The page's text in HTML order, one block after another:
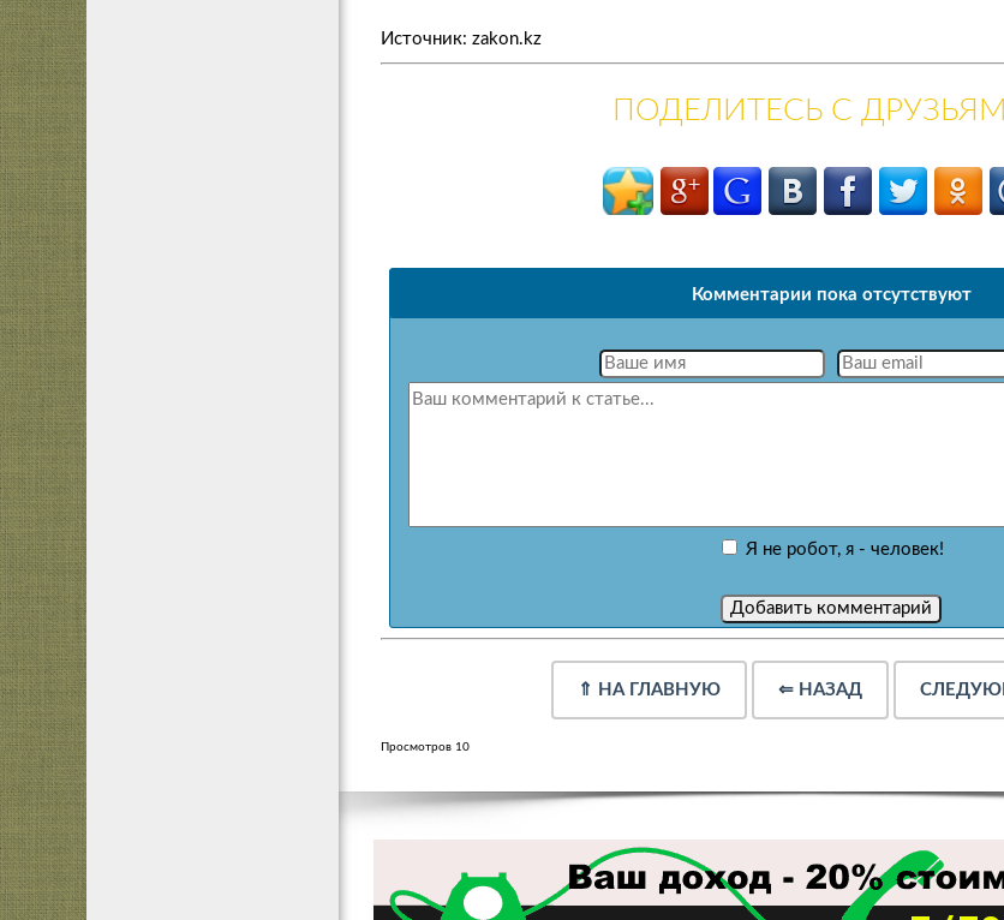
Источник: zakon.kz
ПОДЕЛИТЕСЬ С
Комментарии пока отсутствуют
Я не робот, я - человек!
⇑ НА ГЛАВНУЮ ⇐ НАЗАД
Просмотров 10